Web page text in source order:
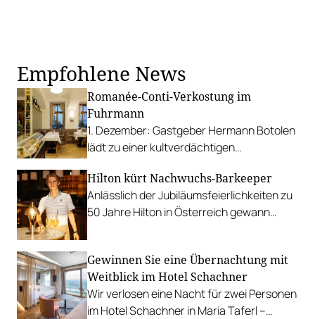
Empfohlene News
Romanée-Conti-Verkostung im
Fuhrmann
1. Dezember: Gastgeber Hermann Botolen
lädt zu einer kultverdächtigen
Hilton kürt Nachwuchs-Barkeeper
Anlässlich der Jubiläumsfeierlichkeiten zu
50 Jahre Hilton in Österreich gewann
Gewinnen Sie eine Übernachtung mit
Weitblick im Hotel Schachner
Wir verlosen eine Nacht für zwei Personen
im Hotel Schachner in Maria Taferl –